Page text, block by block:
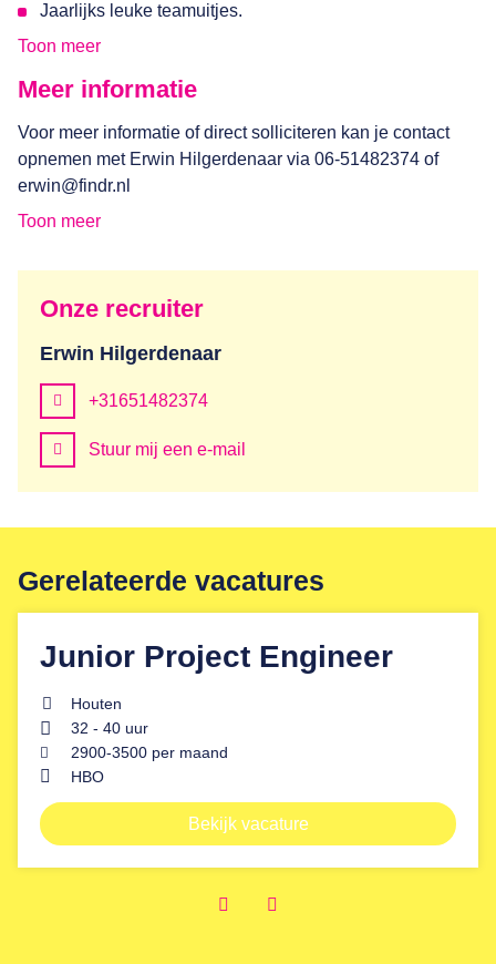
Jaarlijks leuke teamuitjes.
Toon meer
Meer informatie
Voor meer informatie of direct solliciteren kan je contact
opnemen met Erwin Hilgerdenaar via 06-51482374 of
erwin@findr.nl
Toon meer
Onze recruiter
Erwin Hilgerdenaar
+31651482374
Stuur mij een e-mail
Gerelateerde vacatures
Junior Project Engineer
Houten
32 - 40 uur
2900-3500 per maand
HBO
Bekijk vacature
Prev